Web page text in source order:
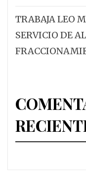
TRABAJA LEO
SERVICIO DE